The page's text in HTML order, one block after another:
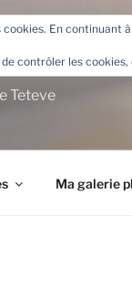
Teteve
Ma galerie
En continuant
contrôler les cookies,